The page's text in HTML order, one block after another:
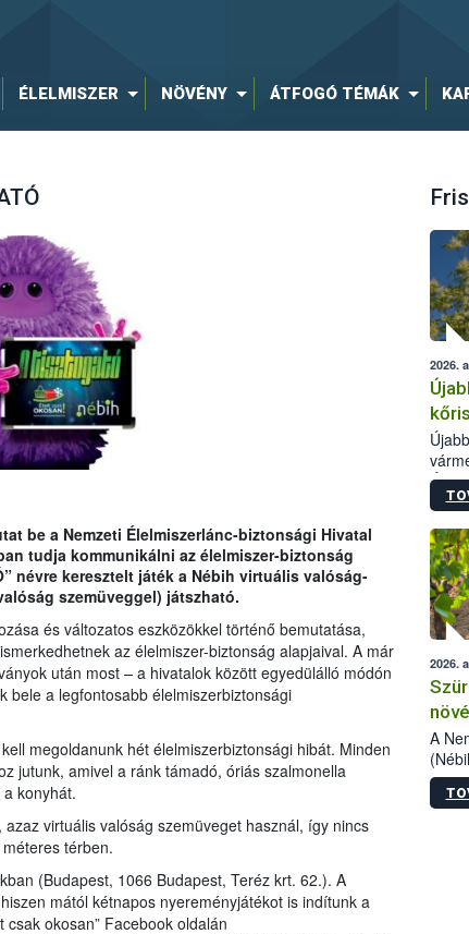
ÉLELMISZER NÖVÉNY ÁTFOGÓ TÉMÁK
be a Nemzeti Élelmiszerlánc-biztonsági Hivatal
tudja kommunikálni az élelmiszer-biztonság
névre keresztelt játék a Nébih virtuális valóság-
szemüveggel) játszható.
és változatos eszközökkel történő bemutatása,
az élelmiszer-biztonság alapjaival. A már
után most – a hivatalok között egyedülálló módón
bele a legfontosabb élelmiszerbiztonsági
megoldanunk hét élelmiszerbiztonsági hibát. Minden
jutunk, amivel a ránk támadó, óriás szalmonella
konyhát.
virtuális valóság szemüveget használ, így nincs
térben.
(Budapest, 1066 Budapest, Teréz krt. 62.). A
mától kétnapos nyereményjátékot is indítunk a
okosan” Facebook oldalán
2026.
2026.
A